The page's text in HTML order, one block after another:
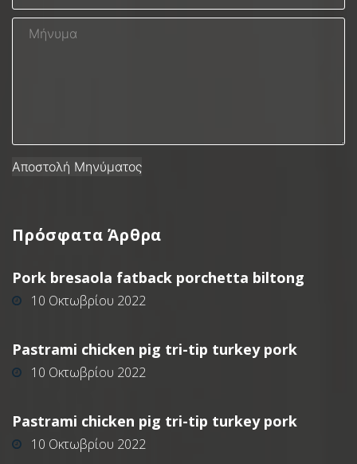
Πρόσφατα Άρθρα
Pork bresaola fatback porchetta biltong
10 Οκτωβρίου 2022
Pastrami chicken pig tri-tip turkey pork
10 Οκτωβρίου 2022
Pastrami chicken pig tri-tip turkey pork
10 Οκτωβρίου 2022